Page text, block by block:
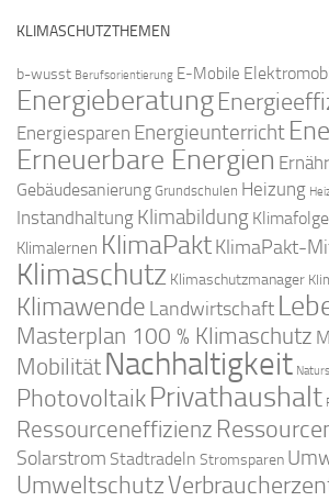
KLIMASCHUTZTHEMEN
b-wusst Berufsorientierung E-Mobile
Energieberatung
Energiesparen Energieunterricht
Erneuerbare Energien
Gebäudesanierung Grundschulen Heizung
Instandhaltung Klimabildung
Klimalernen KlimaPaktKlimaPakt-
Klimaschutz Klimaschutzmanager
Klimawende Landwirtschaft
Masterplan 100 % Klimaschutz
Mobilität Nachhaltigkeit
PhotovoltaikPrivathaushalt
Ressourceneffizienz
Solarstrom Stadtradeln Stromsparen
Umweltschutz